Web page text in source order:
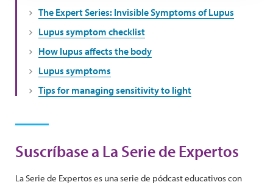
The Expert Series: Invisible Symptoms of Lupus
Lupus symptom checklist
How lupus affects the body
Lupus symptoms
Tips for managing sensitivity to light
Suscríbase a La Serie de Expertos
La Serie de Expertos es una serie de pódcast educativos con